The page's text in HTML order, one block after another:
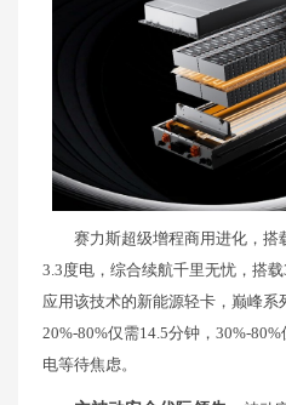
赛力斯超级增程商用进化，搭
3.3度电，综合续航千里无忧，搭
应用该技术的新能源轻卡，巅峰系
20%-80%仅需14.5分钟，30%-
电等待焦虑。